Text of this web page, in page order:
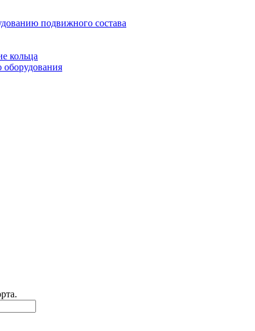
подвижного состава
кольца
оборудования